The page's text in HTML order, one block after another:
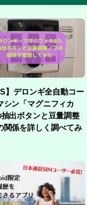
】デロンギ全自動コー
シン「マグニフィカ
出ボタンと豆量調整
関係を詳しく調べてみ